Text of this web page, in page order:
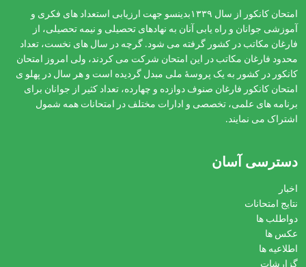
امتحان کانکور از سال ۱۳۳۹بدینسو جهت ارزیابی استعداد های فکری و
آموزشی جوانان و راه یابی آنان به نهادهای تحصیلی و نیمه تحصیلی، از
فارغان مکاتب در کشور گرفته می شود. گرچه در سال های نخست، تعداد
محدود فارغان مکاتب در این امتحان شرکت می کردند، ولی امروز امتحان
کانکور در کشور به یک پروسۀ ملی مبدل گردیده است و هر سال در پهلو ی
امتحان کانکور فارغان صنوف دوازده و چهارده، تعداد کثیر از جوانان برای
برنامه های علمی، تخصصی و ادارات مختلف در امتحانات همه شمول
اشتراک می نمایند.
دسترسی آسان
اخبار
نتایج امتحانات
دواطلب ها
عکس ها
اطلاعیه ها
گزارشات